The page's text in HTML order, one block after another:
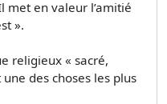
met en valeur l’amitié
».
religieux « sacré,
des choses les plus